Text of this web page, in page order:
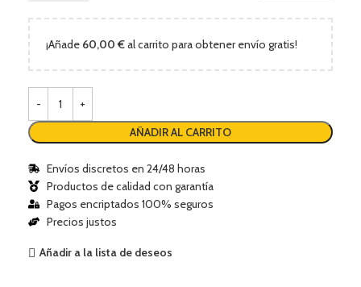
¡Añade 60,00 €al carrito para obtener envío gratis!
AÑADIR AL CARRITO
Envíos discretos en 24/48 horas
Productos de calidad con garantía
Pagos encriptados 100% seguros
Precios justos
Añadir a la lista de deseos